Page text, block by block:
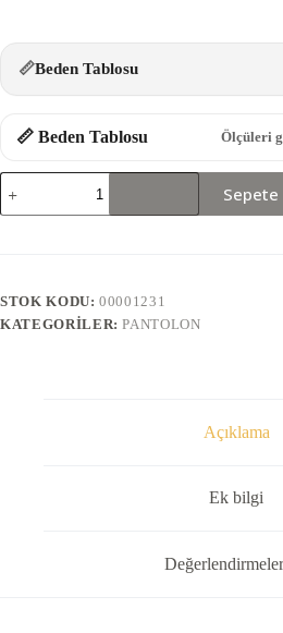
📏Beden Tablosu
📏 Beden Tablosu Ölçüleri
1964-
PANTOLON
adet
Sepete
STOK KODU:00001231
KATEGORILER:PANTOLON
Açıklama
Ek bilgi